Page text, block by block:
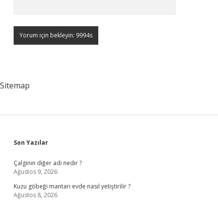
Sitemap
Sidebar
Son Yazılar
Çalgının diğer adı nedir ?
Ağustos 9, 2026
Kuzu göbeği mantarı evde nasıl yetiştirilir ?
Ağustos 8, 2026